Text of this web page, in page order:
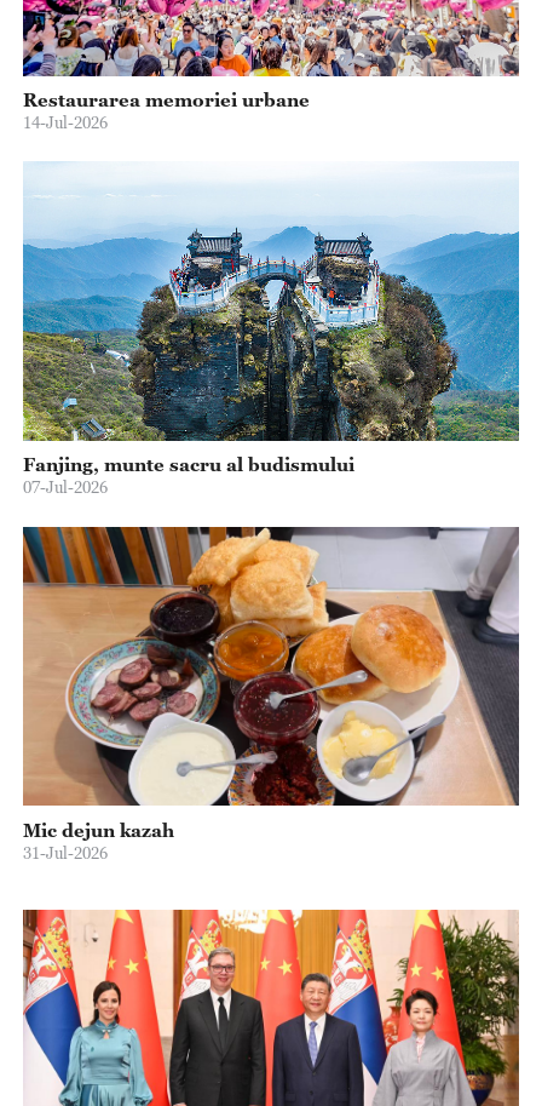
Restaurarea memoriei urbane
14-Jul-2026
Fanjing, munte sacru al budismului
07-Jul-2026
Mic dejun kazah
31-Jul-2026